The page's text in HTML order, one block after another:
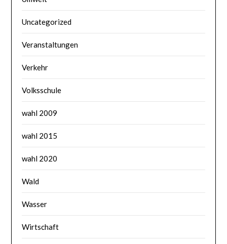
Uncategorized
Veranstaltungen
Verkehr
Volksschule
wahl 2009
wahl 2015
wahl 2020
Wald
Wasser
Wirtschaft